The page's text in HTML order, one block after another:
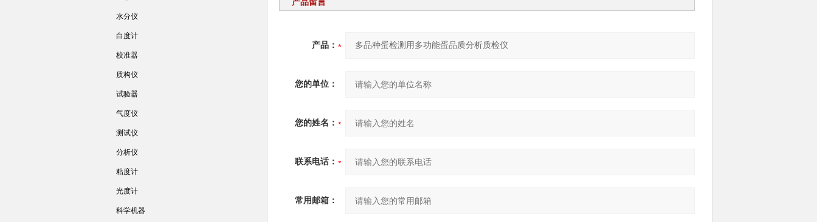
产品留言
产品：
您的单位：
您的姓名：
联系电话：
常用邮箱：
水分仪
白度计
校准器
质构仪
试验器
气度仪
测试仪
分析仪
粘度计
光度计
科学机器